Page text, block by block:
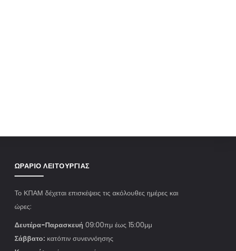
ΩΡΆΡΙΟ ΛΕΙΤΟΥΡΓΊΑΣ
Το ΚΠΑΜ δέχεται επισκέψεις τις ακόλουθες ημέρες και
ώρες:
Δευτέρα-Παρασκευή 09:00πμ έως 15:00μμ
Σάββατο:κατόπιν συνεννόησης